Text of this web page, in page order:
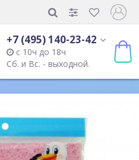
+7 (495) 140-23-42
с 10ч до 18ч
Сб. и Вс. - выходной.